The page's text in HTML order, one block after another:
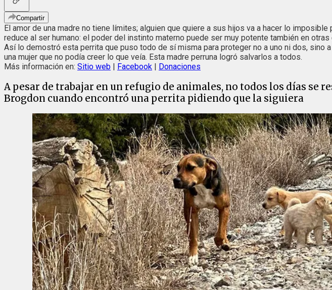
Compartir
El amor de una madre no tiene límites; alguien que quiere a sus hijos va a hacer lo
reduce al ser humano: el poder del instinto materno puede ser muy potente también en
Así lo demostró esta perrita que puso todo de sí misma para proteger no a uno ni dos, sino
una mujer que no podía creer lo que veía. Esta madre perruna logró salvarlos a todos.
Más información en: Sitio web | Facebook | Donaciones
A pesar de trabajar en un refugio de animales, no todos los días se
Brogdon cuando encontró una perrita pidiendo que la siguiera